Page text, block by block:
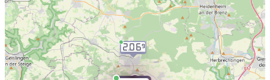
2.069